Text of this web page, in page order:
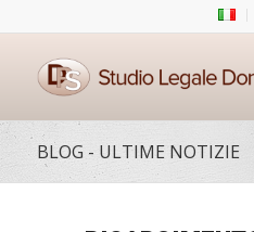
BLOG - ULTIME NOTIZIE